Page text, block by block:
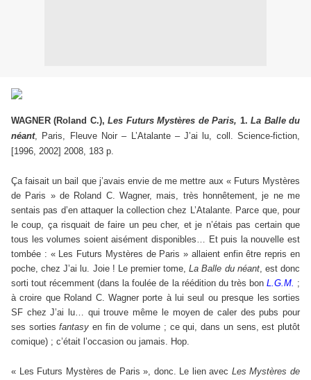
WAGNER (Roland C.),Les Futurs Mystères de Paris, 1.La Balle du
néant, Paris, Fleuve Noir – L’Atalante – J’ai lu, coll. Science-fiction,
[1996, 2002] 2008, 183 p.
Ça faisait un bail que j’avais envie de me mettre aux « Futurs Mystères
de Paris » de Roland C. Wagner, mais, très honnêtement, je ne me
sentais pas d’en attaquer la collection chez L’Atalante. Parce que, pour
le coup, ça risquait de faire un peu cher, et je n’étais pas certain que
tous les volumes soient aisément disponibles… Et puis la nouvelle est
tombée : « Les Futurs Mystères de Paris » allaient enfin être repris en
poche, chez J’ai lu. Joie ! Le premier tome,La Balle du néant, est donc
sorti tout récemment (dans la foulée de la réédition du très bon L.G.M. ;
à croire que Roland C. Wagner porte à lui seul ou presque les sorties
SF chez J’ai lu… qui trouve même le moyen de caler des pubs pour
ses sortiesfantasy en fin de volume ; ce qui, dans un sens, est plutôt
comique) ; c’était l’occasion ou jamais. Hop.
« Les Futurs Mystères de Paris », donc. Le lien avec Les Mystères de